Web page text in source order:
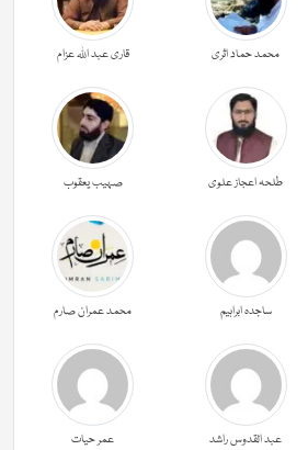
محمد حماد اثری قاری عبد اللہ عزام
طلحہ اعجاز علوی صہیب یعقوب
ساجدہ ابراہیم محمد عمران صارم
عبد القدوس راشد عمر حیات